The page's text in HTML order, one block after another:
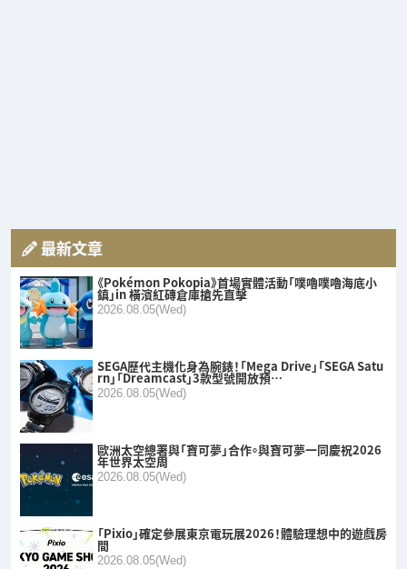
最新文章
《Pokémon Pokopia》首場實體活動「噗嚕噗嚕海底小
鎮」in 橫濱紅磚倉庫搶先直擊
2026.08.05(Wed)
SEGA歷代主機化身為腕錶！「Mega Drive」「SEGA Satu
rn」「Dreamcast」3款型號開放預…
2026.08.05(Wed)
歐洲太空總署與「寶可夢」合作。與寶可夢一同慶祝2026
年世界太空周
2026.08.05(Wed)
「Pixio」確定參展東京電玩展2026！體驗理想中的遊戲房
間
2026.08.05(Wed)